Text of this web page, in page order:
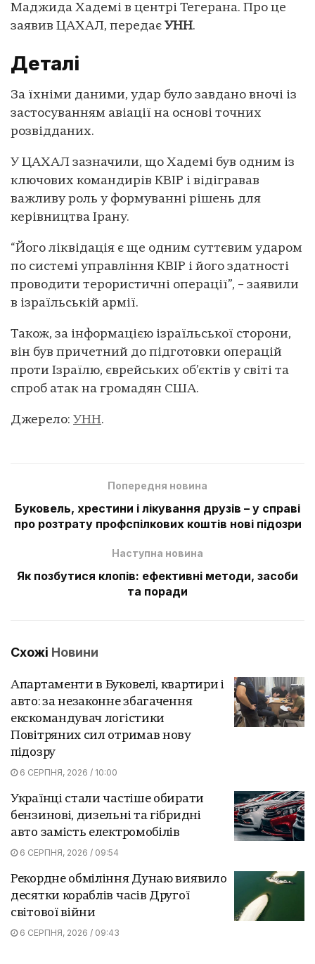
Маджида Хадемі в центрі Тегерана. Про це
заявив ЦАХАЛ, передає УНН.
Деталі
За їхніми даними, удар було завдано вночі із
застосуванням авіації на основі точних
розвідданих.
У ЦАХАЛ зазначили, що Хадемі був одним із
ключових командирів КВІР і відігравав
важливу роль у формуванні рішень для
керівництва Ірану.
“Його ліквідація є ще одним суттєвим ударом
по системі управління КВІР і його здатності
проводити терористичні операції”, – заявили
в ізраїльській армії.
Також, за інформацією ізраїльської сторони,
він був причетний до підготовки операцій
проти Ізраїлю, єврейських об’єктів у світі та
спроб атак на громадян США.
Джерело: УНН.
Попередня новина
Буковель, хрестини і лікування друзів – у справі
про розтрату профспілкових коштів нові підозри
Наступна новина
Як позбутися клопів: ефективні методи, засоби
та поради
Схожі Новини
Апартаменти в Буковелі, квартири і
авто: за незаконне збагачення
екскомандувач логістики
Повітряних сил отримав нову
підозру
6 СЕРПНЯ, 2026 / 10:00
Українці стали частіше обирати
бензинові, дизельні та гібридні
авто замість електромобілів
6 СЕРПНЯ, 2026 / 09:54
Рекордне обміління Дунаю виявило
десятки кораблів часів Другої
світової війни
6 СЕРПНЯ, 2026 / 09:43